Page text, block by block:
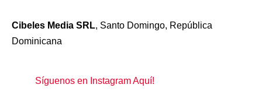
Cibeles Media SRL, Santo Domingo, República
Dominicana
Síguenos en Instagram Aquí!